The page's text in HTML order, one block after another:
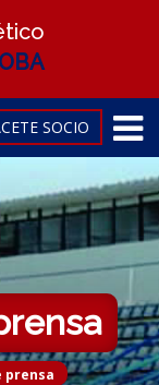
SOCIO
prensa